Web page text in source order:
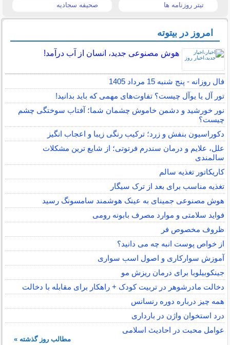
تیتر روزنامه ها صحیفه سجادیه
امروز در بیتوته
هوش مصنوعی جدید، انسان از آب درآمد!
فال روزانه - پنج شنبه 15 مرداد 1405
تور آل یا یوآل چیست؟ تفاوت‌های مهمی که باید بدانید!
نور خورشید و دشمن خاموش چشمان شما؛ آفتاب سوختگی چشم
چیست؟
دکوراسیون بنفش و زرد؛ ترکیب رنگی زیبا و اعجاب انگیز
علل، علایم و درمان سندرم فرتوتی؛ از شایع ترین مشکلات
سالمندی
کاریکاتور تغذیه سالم
تغذیه مناسب برای بعد از ترک سیگار
هوش مصنوعی جمینای به عینک هوشمند سامسونگ رسید
فواید سلامتی و موارد مصرف بابونه رومی
ظروف مخصوص فر
از خواص پوست انبه چه می دانید؟
آموزش سوارکاری و اصول اسب سواری
جینکوبیلوبا برای درمان ریزش مو
دخالت مادرشوهر در تربیت کودک + راهکار برای مقابله با دخالت
همه چیز درباره دوره رنسانس
درد استخوان واژن در بارداری
عوامل محبت در احادیث اسلامى
مطالب روز گذشته »